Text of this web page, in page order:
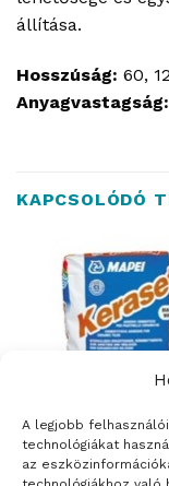
A legjobb
technológiákat
az
állítása.
Hosszúság: 60,
Anyagvastagság:
KAPCSOLÓDÓ